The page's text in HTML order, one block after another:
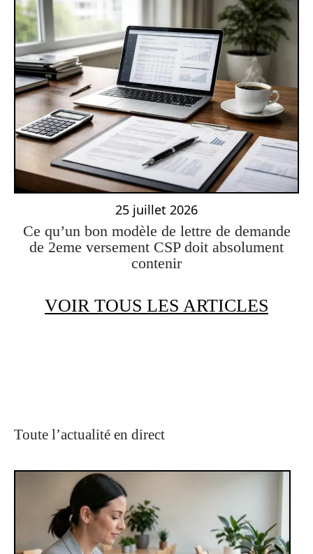
25 juillet 2026
Ce qu’un bon modèle de lettre de demande
de 2eme versement CSP doit absolument
contenir
VOIR TOUS LES ARTICLES
Toute l’actualité en direct